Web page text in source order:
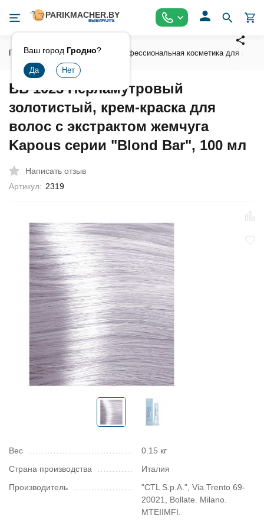
Ваш город Гродно?
Главная Косметика Профессиональная косметика для волос
BB 1023 Перламутровый
золотистый, крем-краска для
волос с экстрактом жемчуга
Kapous серии "Blond Bar", 100 мл
Написать отзыв
Артикул: 2319
Вес
0.15 кг
Страна производства
Италия
Производитель
"CTL S.p.A.", Via Trento 69-
20021, Bollate. Milano.
MTEIIMFI.